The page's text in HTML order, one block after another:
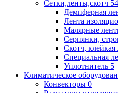
Сетки,ленты,скотч 54
Демпферная
Лента
Малярные
Серпянки,
Скотч, клейкая
Специальная
Уплотнитель 5
Климатическое
Конвекторы 0